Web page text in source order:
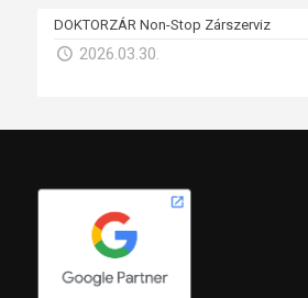
DOKTORZÁR Non-Stop Zárszerviz
2026.03.30.